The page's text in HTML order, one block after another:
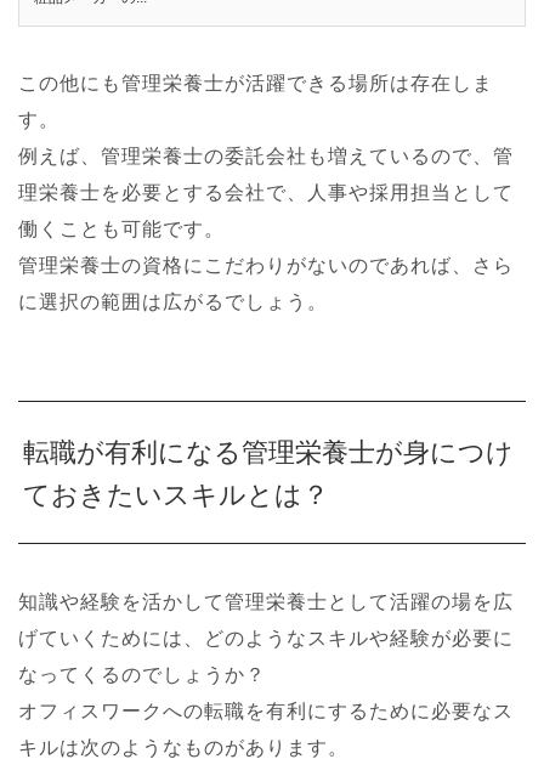
この他にも管理栄養士が活躍できる場所は存在しま
す。
例えば、管理栄養士の委託会社も増えているので、管
理栄養士を必要とする会社で、人事や採用担当として
働くことも可能です。
管理栄養士の資格にこだわりがないのであれば、さら
に選択の範囲は広がるでしょう。
転職が有利になる管理栄養士が身につけ
ておきたいスキルとは？
知識や経験を活かして管理栄養士として活躍の場を広
げていくためには、どのようなスキルや経験が必要に
なってくるのでしょうか？
オフィスワークへの転職を有利にするために必要なス
キルは次のようなものがあります。